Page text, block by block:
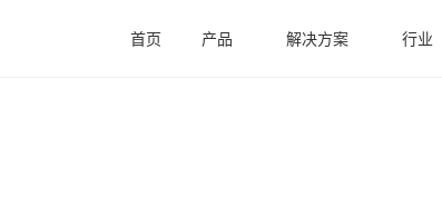
首页 产品 解决方案 行业